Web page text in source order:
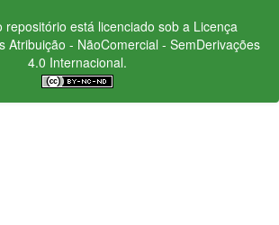
repositório está licenciado sob a Licença
Atribuição - NãoComercial - SemDerivações
4.0 Internacional.